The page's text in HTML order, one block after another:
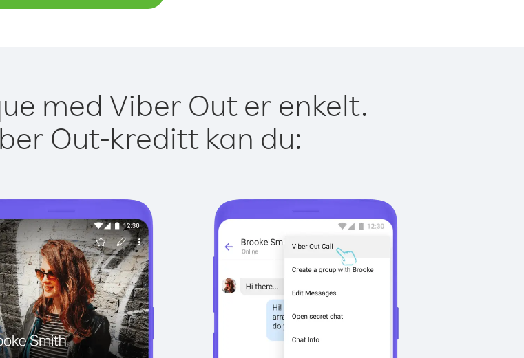
med Viber Out er enkelt.
Out-kreditt kan du: